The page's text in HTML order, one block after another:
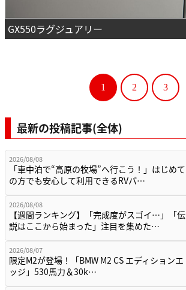
GX550ラグジュアリー
1 2 3
最新の投稿記事(全体)
2026/08/08
「車中泊で“高原の牧場”へ行こう！」はじめて
の方でも安心して利用できるRVパ…
2026/08/08
【週間ランキング】「完成度がスゴイ…」「伝
説はここから始まった」注目を集めた…
2026/08/07
限定M2が登場！「BMW M2 CS エディションエ
ッジ」530馬力＆30k…